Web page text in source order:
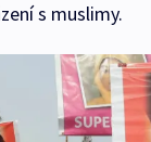
s muslimy.